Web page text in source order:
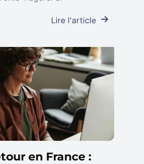
Lire l'article
en France :